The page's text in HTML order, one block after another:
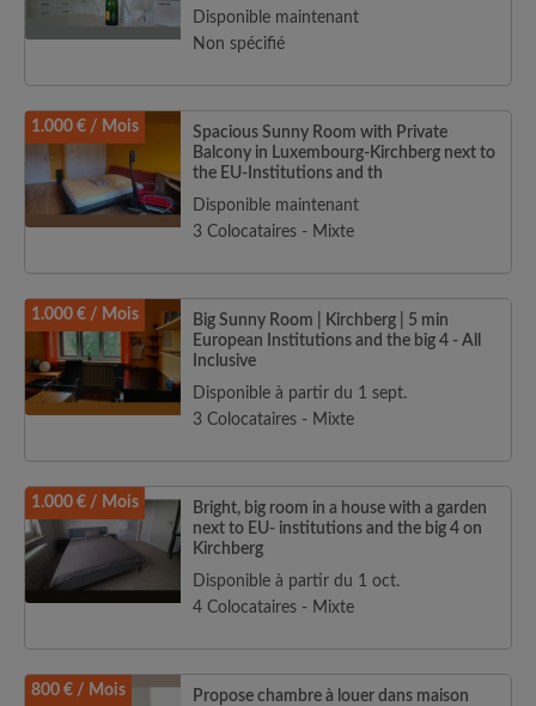
Disponible maintenant
Non spécifié
1.000 € / Mois
Spacious Sunny Room with Private
Balcony in Luxembourg-Kirchberg next to
the EU-Institutions and th
Disponible maintenant
3 Colocataires - Mixte
1.000 € / Mois
Big Sunny Room | Kirchberg | 5 min
European Institutions and the big 4 - All
Inclusive
Disponible à partir du 1 sept.
3 Colocataires - Mixte
1.000 € / Mois
Bright, big room in a house with a garden
next to EU- institutions and the big 4 on
Kirchberg
Disponible à partir du 1 oct.
4 Colocataires - Mixte
800 € / Mois Propose chambre à louer dans maison